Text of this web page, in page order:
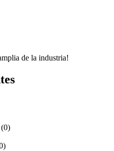
de la industria!
(0)